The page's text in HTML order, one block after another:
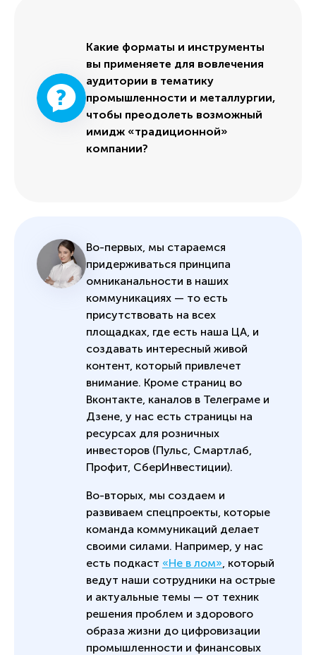
Какие форматы и инструменты
вы применяете для вовлечения
аудитории в тематику
промышленности и металлургии,
чтобы преодолеть возможный
имидж «традиционной»
компании?
Во-первых, мы стараемся
придерживаться принципа
омниканальности в наших
коммуникациях — то есть
присутствовать на всех
площадках, где есть наша ЦА, и
создавать интересный живой
контент, который привлечет
внимание. Кроме страниц во
Вконтакте, каналов в Телеграме и
Дзене, у нас есть страницы на
ресурсах для розничных
инвесторов (Пульс, Смартлаб,
Профит, СберИнвестиции).
Во-вторых, мы создаем и
развиваем спецпроекты, которые
команда коммуникаций делает
своими силами. Например, у нас
есть подкаст «Не в лом» , который
ведут наши сотрудники на острые
и актуальные темы — от техник
решения проблем и здорового
образа жизни до цифровизации
промышленности и финансовых